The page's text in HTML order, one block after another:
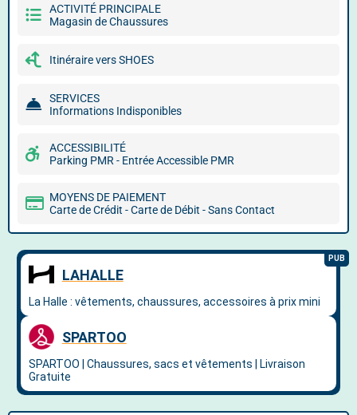
ACTIVITÉ PRINCIPALE
Magasin de Chaussures
Itinéraire vers SHOES
SERVICES
Informations Indisponibles
ACCESSIBILITÉ
Parking PMR - Entrée Accessible PMR
MOYENS DE PAIEMENT
Carte de Crédit - Carte de Débit - Sans Contact